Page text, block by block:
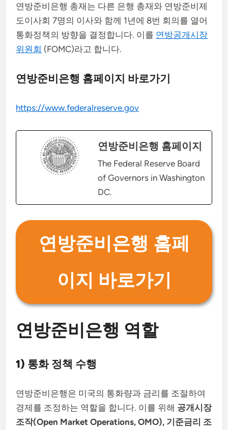
연방준비은행 총재는 다른 은행 총재와 연방준비제
도이사회 7명의 이사와 함께 1년에 8번 회의를 열어
통화정책의 방향을 결정합니다. 이를 연방공개시장
위원회 (FOMC)라고 합니다.
연방준비은행 홈페이지 바로가기
https://www.federalreserve.gov
연방준비은행 홈페이지
The Federal Reserve Board
of Governors in Washington
DC.
연방준비은행 홈페
이지 바로가기
연방준비은행 역할
1) 통화 정책 수행
연방준비은행은 미국의 통화량과 금리를 조절하여
경제를 조정하는 역할을 합니다. 이를 위해 공개시장
조작(Open Market Operations, OMO), 기준금리 조